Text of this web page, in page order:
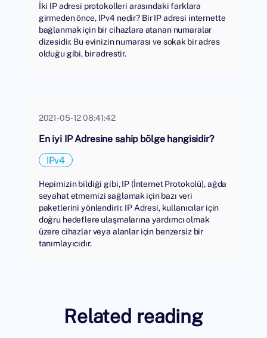
İki IP adresi protokolleri arasındaki farklara
girmeden önce, IPv4 nedir? Bir IP adresi internette
bağlanmak için bir cihazlara atanan numaralar
dizesidir. Bu evinizin numarası ve sokak bir adres
olduğu gibi, bir adrestir.
2021-05-12 08:41:42
En iyi IP Adresine sahip bölge hangisidir?
IPv4
Hepimizin bildiği gibi, IP (İnternet Protokolü), ağda
seyahat etmemizi sağlamak için bazı veri
paketlerini yönlendirir. IP Adresi, kullanıcılar için
doğru hedeflere ulaşmalarına yardımcı olmak
üzere cihazlar veya alanlar için benzersiz bir
tanımlayıcıdır.
Related reading